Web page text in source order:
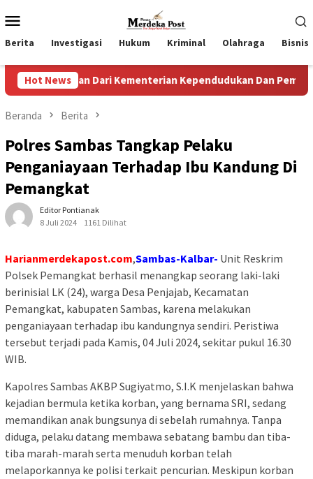
ke
kontenMobile
Berita Investigasi Hukum Kriminal Olahraga Bisnis
Hot News
Dari Kementerian Kependudukan Dan Pembangunan
Beranda Berita
Polres Sambas Tangkap Pelaku
Penganiayaan Terhadap Ibu Kandung Di
Pemangkat
Editor Pontianak
8 Juli 2024
1161 Dilihat
Harianmerdekapost.com,Sambas-Kalbar- Unit Reskrim
Polsek Pemangkat berhasil menangkap seorang laki-laki
berinisial LK (24), warga Desa Penjajab, Kecamatan
Pemangkat, kabupaten Sambas, karena melakukan
penganiayaan terhadap ibu kandungnya sendiri. Peristiwa
tersebut terjadi pada Kamis, 04 Juli 2024, sekitar pukul 16.30
WIB.
Kapolres Sambas AKBP Sugiyatmo, S.I.K menjelaskan bahwa
kejadian bermula ketika korban, yang bernama SRI, sedang
memandikan anak bungsunya di sebelah rumahnya. Tanpa
diduga, pelaku datang membawa sebatang bambu dan tiba-
tiba marah-marah serta menuduh korban telah
melaporkannya ke polisi terkait pencurian. Meskipun korban